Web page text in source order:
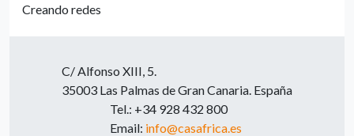
Creando redes
C/ Alfonso XIII, 5.
35003 Las Palmas de Gran Canaria. España
Tel.: +34 928 432 800
Email: info@casafrica.es